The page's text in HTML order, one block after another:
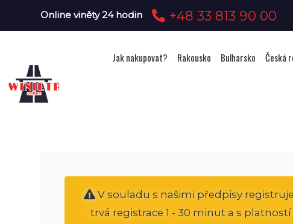
Online viněty 24 hodin +48 33 813 90 00
Jak nakupovat? Rakousko Bulharsko Česká
V souladu s našimi předpisy
trvá registrace 1 - 30 minut a s